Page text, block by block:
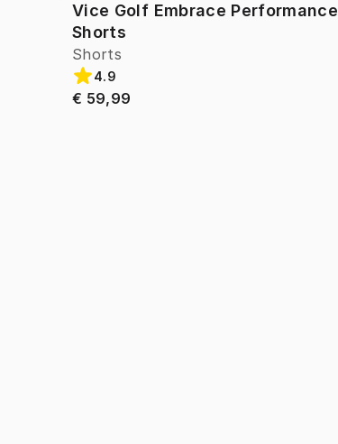
Vice Golf Embrace Performance
Shorts
Shorts
4.9
€ 59,99